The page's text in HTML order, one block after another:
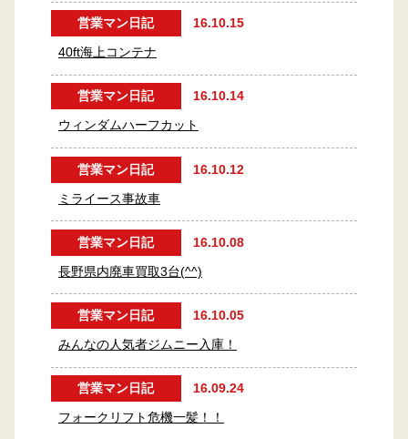
営業マン日記 16.10.15
40ft海上コンテナ
営業マン日記 16.10.14
ウィンダムハーフカット
営業マン日記 16.10.12
ミライース事故車
営業マン日記 16.10.08
長野県内廃車買取3台(^^)
営業マン日記 16.10.05
みんなの人気者ジムニー入庫！
営業マン日記 16.09.24
フォークリフト危機一髪！！